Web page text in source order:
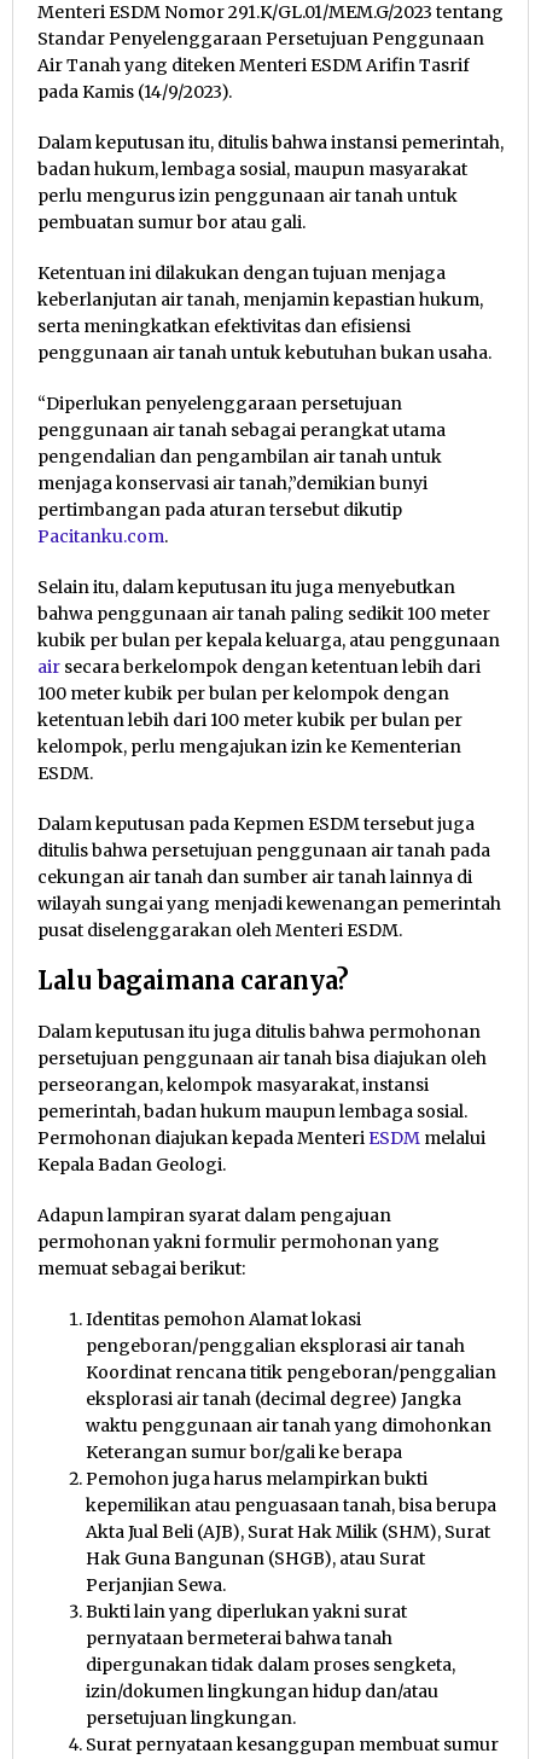
Menteri ESDM Nomor 291.K/GL.01/MEM.G/2023 tentang
Standar Penyelenggaraan Persetujuan Penggunaan
Air Tanah yang diteken Menteri ESDM Arifin Tasrif
pada Kamis (14/9/2023).
Dalam keputusan itu, ditulis bahwa instansi pemerintah,
badan hukum, lembaga sosial, maupun masyarakat
perlu mengurus izin penggunaan air tanah untuk
pembuatan sumur bor atau gali.
Ketentuan ini dilakukan dengan tujuan menjaga
keberlanjutan air tanah, menjamin kepastian hukum,
serta meningkatkan efektivitas dan efisiensi
penggunaan air tanah untuk kebutuhan bukan usaha.
“Diperlukan penyelenggaraan persetujuan
penggunaan air tanah sebagai perangkat utama
pengendalian dan pengambilan air tanah untuk
menjaga konservasi air tanah,”demikian bunyi
pertimbangan pada aturan tersebut dikutip
Pacitanku.com.
Selain itu, dalam keputusan itu juga menyebutkan
bahwa penggunaan air tanah paling sedikit 100 meter
kubik per bulan per kepala keluarga, atau penggunaan
air secara berkelompok dengan ketentuan lebih dari
100 meter kubik per bulan per kelompok dengan
ketentuan lebih dari 100 meter kubik per bulan per
kelompok, perlu mengajukan izin ke Kementerian
ESDM.
Dalam keputusan pada Kepmen ESDM tersebut juga
ditulis bahwa persetujuan penggunaan air tanah pada
cekungan air tanah dan sumber air tanah lainnya di
wilayah sungai yang menjadi kewenangan pemerintah
pusat diselenggarakan oleh Menteri ESDM.
Lalu bagaimana caranya?
Dalam keputusan itu juga ditulis bahwa permohonan
persetujuan penggunaan air tanah bisa diajukan oleh
perseorangan, kelompok masyarakat, instansi
pemerintah, badan hukum maupun lembaga sosial.
Permohonan diajukan kepada MenteriESDM melalui
Kepala Badan Geologi.
Adapun lampiran syarat dalam pengajuan
permohonan yakni formulir permohonan yang
memuat sebagai berikut:
Identitas pemohon Alamat lokasi
pengeboran/penggalian eksplorasi air tanah
Koordinat rencana titik pengeboran/penggalian
eksplorasi air tanah (decimal degree) Jangka
waktu penggunaan air tanah yang dimohonkan
Keterangan sumur bor/gali ke berapa
Pemohon juga harus melampirkan bukti
kepemilikan atau penguasaan tanah, bisa berupa
Akta Jual Beli (AJB), Surat Hak Milik (SHM), Surat
Hak Guna Bangunan (SHGB), atau Surat
Perjanjian Sewa.
Bukti lain yang diperlukan yakni surat
pernyataan bermeterai bahwa tanah
dipergunakan tidak dalam proses sengketa,
izin/dokumen lingkungan hidup dan/atau
persetujuan lingkungan.
Surat pernyataan kesanggupan membuat sumur